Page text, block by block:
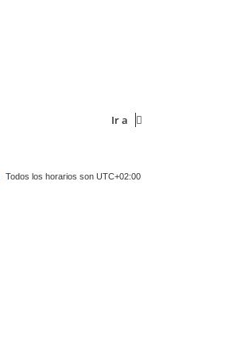
Ir a
Todos los horarios son UTC+02:00